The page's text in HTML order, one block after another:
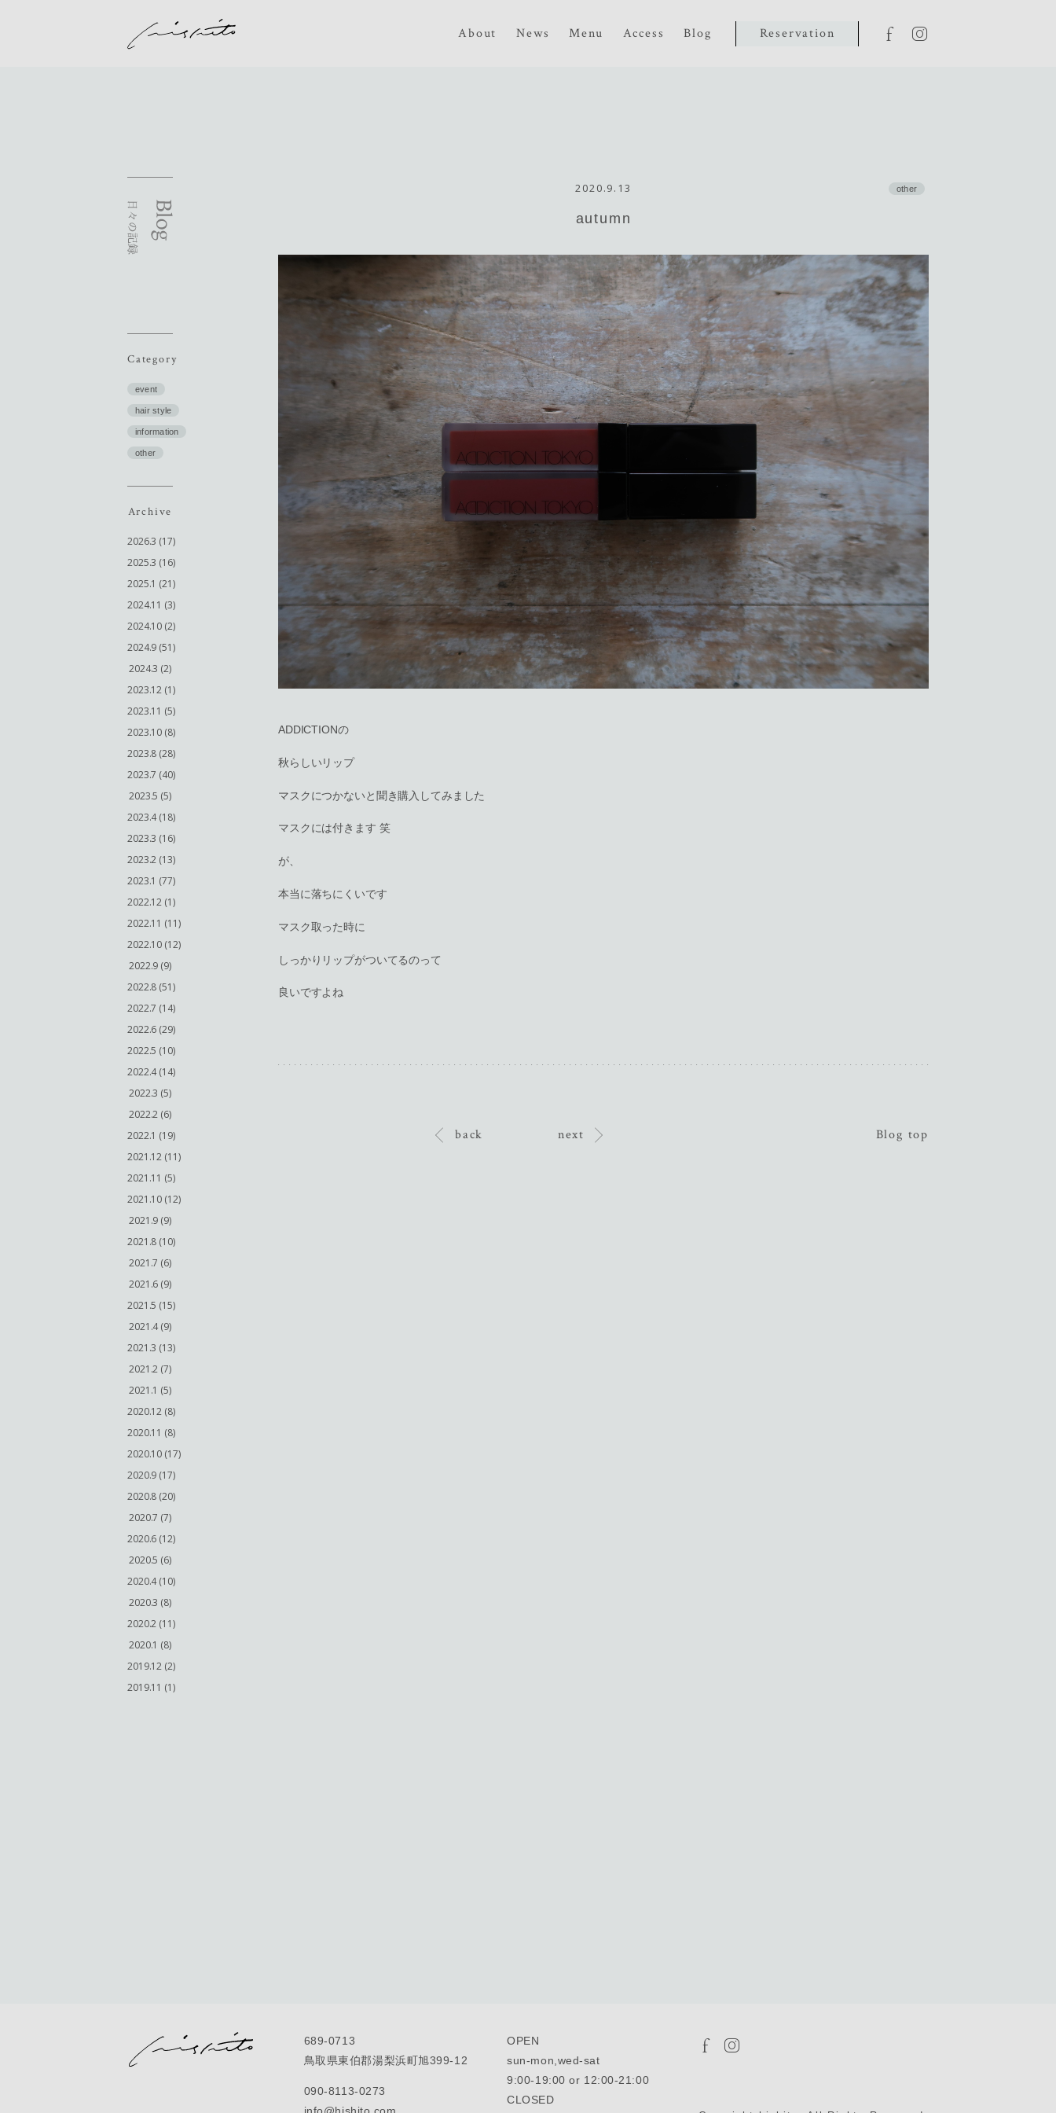
About News Menu Access Blog Reservation
Category
event
hair style
information
other
Archive
2026.3 (17)
2025.3 (16)
2025.1 (21)
2024.11 (3)
2024.10 (2)
2024.9 (51)
2024.3 (2)
2023.12 (1)
2023.11 (5)
2023.10 (8)
2023.8 (28)
2023.7 (40)
2023.5 (5)
2023.4 (18)
2023.3 (16)
2023.2 (13)
2023.1 (77)
2022.12 (1)
2022.11 (11)
2022.10 (12)
2022.9 (9)
2022.8 (51)
2022.7 (14)
2022.6 (29)
2022.5 (10)
2022.4 (14)
2022.3 (5)
2022.2 (6)
2022.1 (19)
2021.12 (11)
2021.11 (5)
2021.10 (12)
2021.9 (9)
2021.8 (10)
2021.7 (6)
2021.6 (9)
2021.5 (15)
2021.4 (9)
2021.3 (13)
2021.2 (7)
2021.1 (5)
2020.12 (8)
2020.11 (8)
2020.10 (17)
2020.9 (17)
2020.8 (20)
2020.7 (7)
2020.6 (12)
2020.5 (6)
2020.4 (10)
2020.3 (8)
2020.2 (11)
2020.1 (8)
2019.12 (2)
2019.11 (1)
2020.9.13 other
autumn
ADDICTIONの
秋らしいリップ
マスクにつかないと聞き購入してみました
マスクには付きます 笑
が、
本当に落ちにくいです
マスク取った時に
しっかりリップがついてるのって
良いですよね
back next Blog top
689-0713
鳥取県東伯郡湯梨浜町旭399-12
090-8113-0273
OPEN
sun-mon,wed-sat
9:00-19:00 or 12:00-21:00
CLOSED